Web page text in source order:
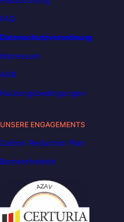
FAQ
Datenschutzverordnung
Impressum
AGB
Nutzungsbedingungen
UNSERE ENGAGEMENTS
Carbon Reduction Plan
Barrierefreiheit